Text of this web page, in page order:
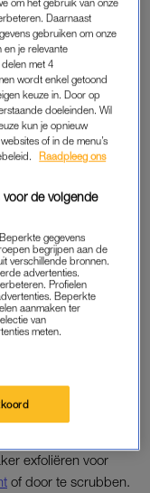
je je huid bruint
het resultaat veel
lang blijven zitten.
inplant.
je
dan het jaar erna
die over de datum
Staat jouw self tan
dan voor het
exfoliëren voor
of door te scrubben.
Daarnaast
gebruiken om onze
en je relevante
met 4
wordt enkel getoond
keuze in. Door op
doeleinden. Wil
kun je opnieuw
of in de menu’s
Raadpleeg ons
voor de volgende
gegevens
begrijpen aan de
verschillende bronnen.
advertenties.
Profielen
Beperkte
aanmaken ter
van
meten.